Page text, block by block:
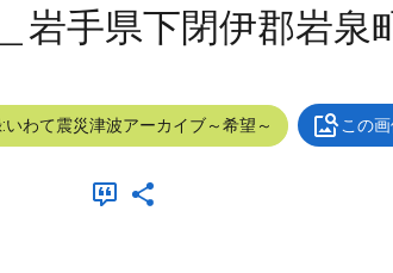
岩手県下閉伊郡岩泉
いわて震災津波アーカイブ～希望～ この